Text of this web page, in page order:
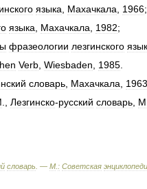
языка Махачкала 1966;
языка Махачкала 1982;
фразеологии лезгинского
Verb Wiesbaden 1985
словарь Махачкала 1963
Лезгинско-русский словарь М
словарь . — М : Советская